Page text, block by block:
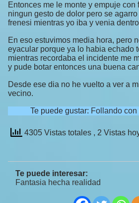
Entonces me le monte y empuje con
ningun gesto de dolor pero se
frenesi mientras yo iba y venia
En eso estuvimos media hora, pero
eyacular porque ya lo habia echado
mientras recordaba el incidente me
y pude botar entonces una buena
Desde ese dia no he vuelto a ver a
vecino.
Te puede gustar: Follando con
4305 Vistas totales , 2 Vistas
Te puede interesar:
Fantasia hecha realidad